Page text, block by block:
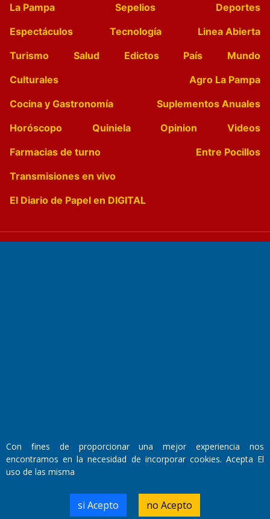
La Pampa Sepelios
Deportes
Espectáculos
Tecnología
Linea Abierta
Turismo
Salud Edictos País
Mundo
Culturales
Agro La Pampa
Cocina y Gastronomía
Suplementos Anuales
Horóscopo
Quiniela Opinion
Videos
Farmacias de turno
Entre Pocillos
Transmisiones en vivo
El Diario de Papel en DIGITAL
Santa Rosa, La Pampa.
Número de Registro DNDA:
RL-2019-55551274-APN-DNDA#MJ
Con fines de proporcionar una mejor experiencia nos
encontramos en la necesidad de incorporar cookies. Acepta El
uso de las misma
si Acepto no Acepto